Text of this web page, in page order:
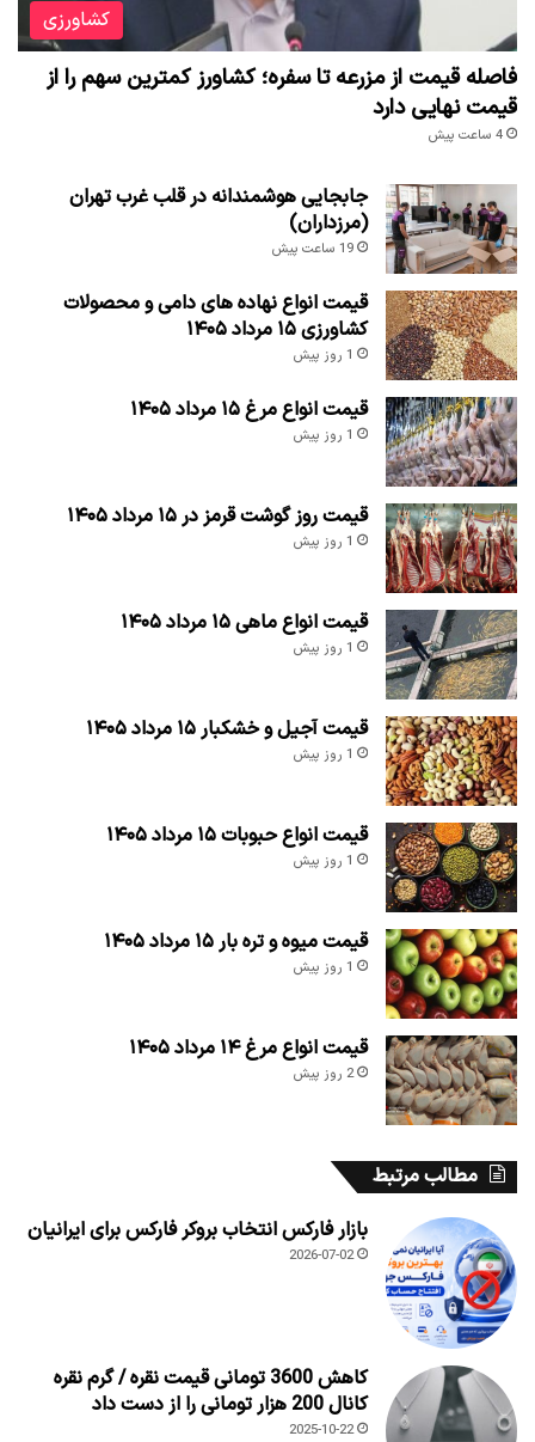
کشاورزی
فاصله قیمت از مزرعه تا سفره؛ کشاورز کمترین سهم را از
قیمت نهایی دارد
4 ساعت پیش
جابجایی هوشمندانه در قلب غرب تهران
(مرزداران)
19 ساعت پیش
قیمت انواع نهاده های دامی و محصولات
کشاورزی ۱۵ مرداد ۱۴۰۵
1 روز پیش
قیمت انواع مرغ ۱۵ مرداد ۱۴۰۵
1 روز پیش
قیمت روز گوشت قرمز در ۱۵ مرداد ۱۴۰۵
1 روز پیش
قیمت انواع ماهی ۱۵ مرداد ۱۴۰۵
1 روز پیش
قیمت آجیل و خشکبار ۱۵ مرداد ۱۴۰۵
1 روز پیش
قیمت انواع حبوبات ۱۵ مرداد ۱۴۰۵
1 روز پیش
قیمت میوه و تره بار ۱۵ مرداد ۱۴۰۵
1 روز پیش
قیمت انواع مرغ ۱۴ مرداد ۱۴۰۵
2 روز پیش
مطالب مرتبط
بازار فارکس انتخاب بروکر فارکس برای ایرانیان
2026-07-02
کاهش 3600 تومانی قیمت نقره / گرم نقره
کانال 200 هزار تومانی را از دست داد
2025-10-22